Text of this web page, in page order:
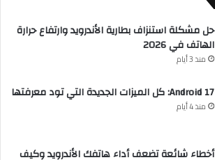
حل مشكلة استنزاف بطارية الأندرويد وارتفاع حرارة
الهاتف في 2026
منذ 3 أيام
Android 17: كل الميزات الجديدة التي تود معرفتها
منذ 4 أيام
أخطاء شائعة تضعف أداء هاتفك الأندرويد وكيف